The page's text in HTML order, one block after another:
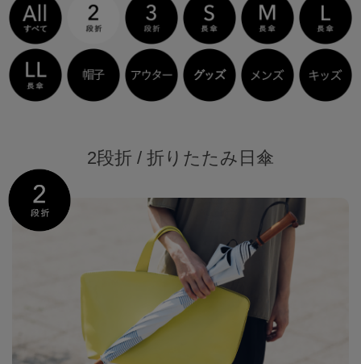
グッズ
メンズ
サンバリア100について
サンバリア100について
2段折 / 折りたたみ日傘